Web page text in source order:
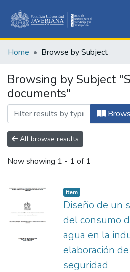
&
All
Home Browse by Subject
Browsing by Subject
documents"
All browse results
Now showing 1 - 1 of 1
Item
Diseño de un
del consumo
agua en la
elaboración
seguridad